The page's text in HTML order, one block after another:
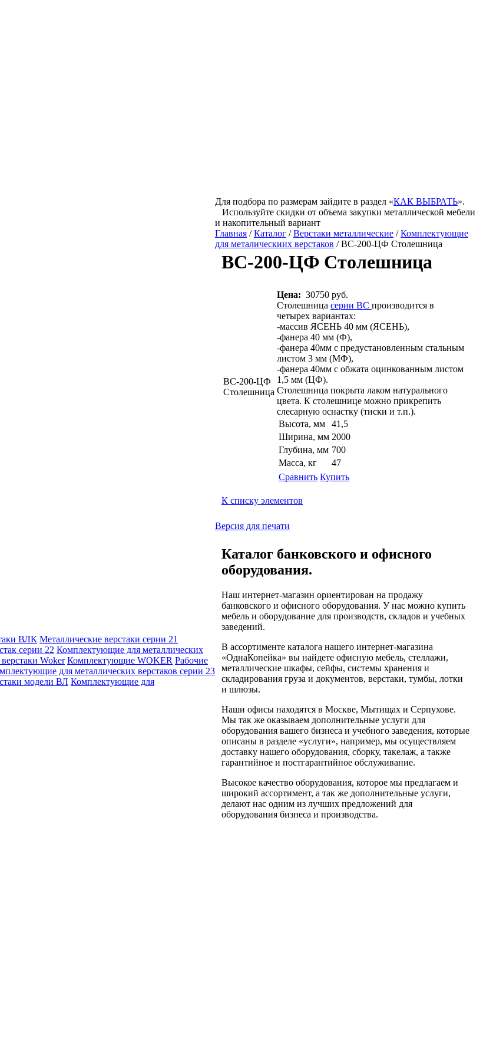
ВЛК Металлические верстаки серии 21
серии 22 Комплектующие для металлических
Woker Комплектующие WOKER Рабочие
для металлических верстаков серии 23
модели ВЛ Комплектующие для
Для подбора по размерам зайдите в раздел «КАК ВЫБРАТЬ».
Используйте скидки от объема закупки металлической мебели
и накопительный вариант
Главная /Каталог /Верстаки металлические /Комплектующие
для металическиих верстаков / ВС-200-ЦФ Столешница
ВС-200-ЦФ Столешница
ВС-200-ЦФ
Столешница
Цена: 30750 руб.
Столешница серии ВС производится в
четырех вариантах:
-массив ЯСЕНЬ 40 мм (ЯСЕНЬ),
-фанера 40 мм (Ф),
-фанера 40мм с предустановленным стальным
листом 3 мм (МФ),
-фанера 40мм с обжата оцинкованным листом
1,5 мм (ЦФ).
Столешница покрыта лаком натурального
цвета. К столешнице можно прикрепить
слесарную оснастку (тиски и т.п.).
Высота, мм
41,5
Ширина, мм 2000
Глубина, мм 700
Масса, кг
47
Сравнить Купить
К списку элементов
Версия для печати
Каталог банковского и офисного
оборудования.
Наш интернет-магазин ориентирован на продажу
банковского и офисного оборудования. У нас можно купить
мебель и оборудование для производств, складов и учебных
заведений.
В ассортименте каталога нашего интернет-магазина
«ОднаКопейка» вы найдете офисную мебель, стеллажи,
металлические шкафы, сейфы, системы хранения и
складирования груза и документов, верстаки, тумбы, лотки
и шлюзы.
Наши офисы находятся в Москве, Мытищах и Серпухове.
Мы так же оказываем дополнительные услуги для
оборудования вашего бизнеса и учебного заведения, которые
описаны в разделе «услуги», например, мы осуществляем
доставку нашего оборудования, сборку, такелаж, а также
гарантийное и постгарантийное обслуживание.
Высокое качество оборудования, которое мы предлагаем и
широкий ассортимент, а так же дополнительные услуги,
делают нас одним из лучших предложений для
оборудования бизнеса и производства.